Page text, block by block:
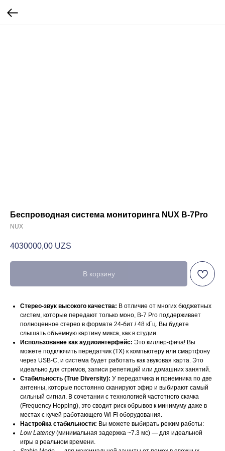
Беспроводная система мониторинга NUX B-7Pro
NUX
4030000,00 UZS
В корзину
Стерео-звук высокого качества: В отличие от многих бюджетных
систем, которые передают только моно, B-7 Pro поддерживает
полноценное стерео в формате 24-бит / 48 кГц. Вы будете
слышать объемную картину микса, как в студии.
Использование как аудиоинтерфейс: Это киллер-фича! Вы
можете подключить передатчик (TX) к компьютеру или смартфону
через USB-C, и система будет работать как звуковая карта. Это
идеально для стримов, записи репетиций или домашних занятий.
Стабильность (True Diversity): У передатчика и приемника по две
антенны, которые постоянно сканируют эфир и выбирают самый
сильный сигнал. В сочетании с технологией частотного скачка
(Frequency Hopping), это сводит риск обрывов к минимуму даже в
местах с кучей работающего Wi-Fi оборудования.
Настройка стабильности: Вы можете выбирать режим работы:
Low Latency(минимальная задержка ~7.3 мс) — для идеальной
игры в реальном времени.